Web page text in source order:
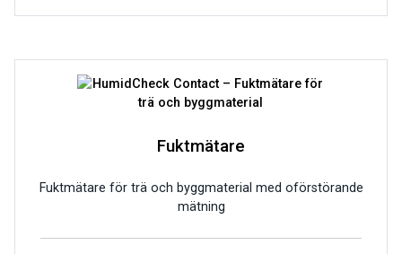
Fuktmätare
Fuktmätare för trä och byggmaterial med oförstörande
mätning